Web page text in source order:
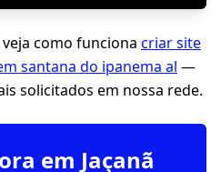
como funciona criar site
santana do ipanema al —
solicitados em nossa rede.
em Jaçanã